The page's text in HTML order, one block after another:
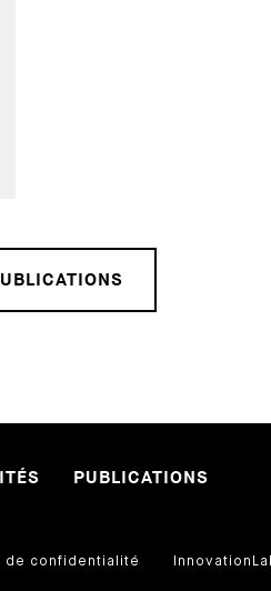
PUBLICATIONS
de confidentialité